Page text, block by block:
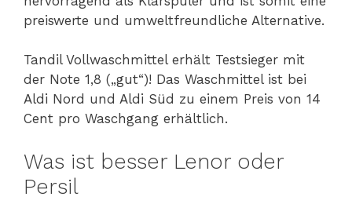
preiswerte und umweltfreundliche Alternative.
Tandil Vollwaschmittel erhält Testsieger mit
der Note 1,8 („gut“)! Das Waschmittel ist bei
Aldi Nord und Aldi Süd zu einem Preis von 14
Cent pro Waschgang erhältlich.
Was ist besser Lenor oder
Persil